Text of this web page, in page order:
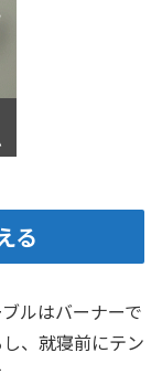
る
ルはバーナーで
、就寝前にテン